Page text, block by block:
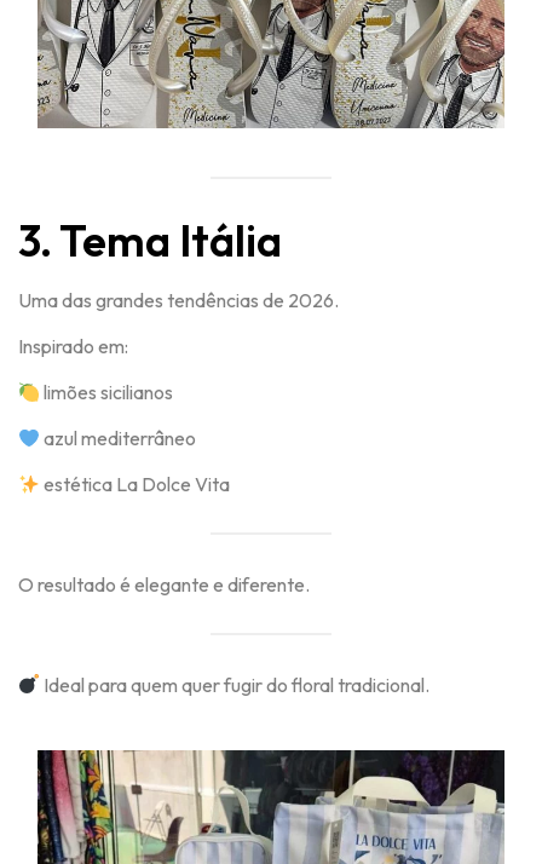
3. Tema Itália
Uma das grandes tendências de 2026.
Inspirado em:
limões sicilianos
azul mediterrâneo
estética La Dolce Vita
O resultado é elegante e diferente.
Ideal para quem quer fugir do floral tradicional.